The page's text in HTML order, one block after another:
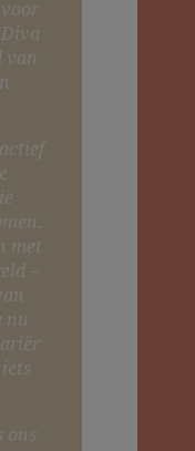
voor
van
met
–
nu
ons